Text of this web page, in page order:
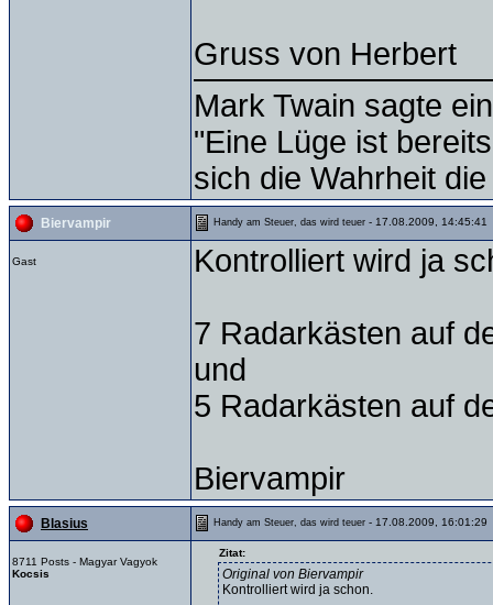
Gruss von Herbert
Mark Twain sagte
"Eine Lüge ist
sich die Wahrheit
Biervampir Handy am Steuer, das wird teuer - 17.08.2009, 14:45:41
Gast Kontrolliert wird ja
7 Radarkästen auf
und
5 Radarkästen auf
Biervampir
Blasius Handy am Steuer, das wird teuer - 17.08.2009, 16:01:29
8711 Posts - Magyar Vagyok
Kocsis
Zitat:
Original von Biervampir
Kontrolliert wird ja schon.